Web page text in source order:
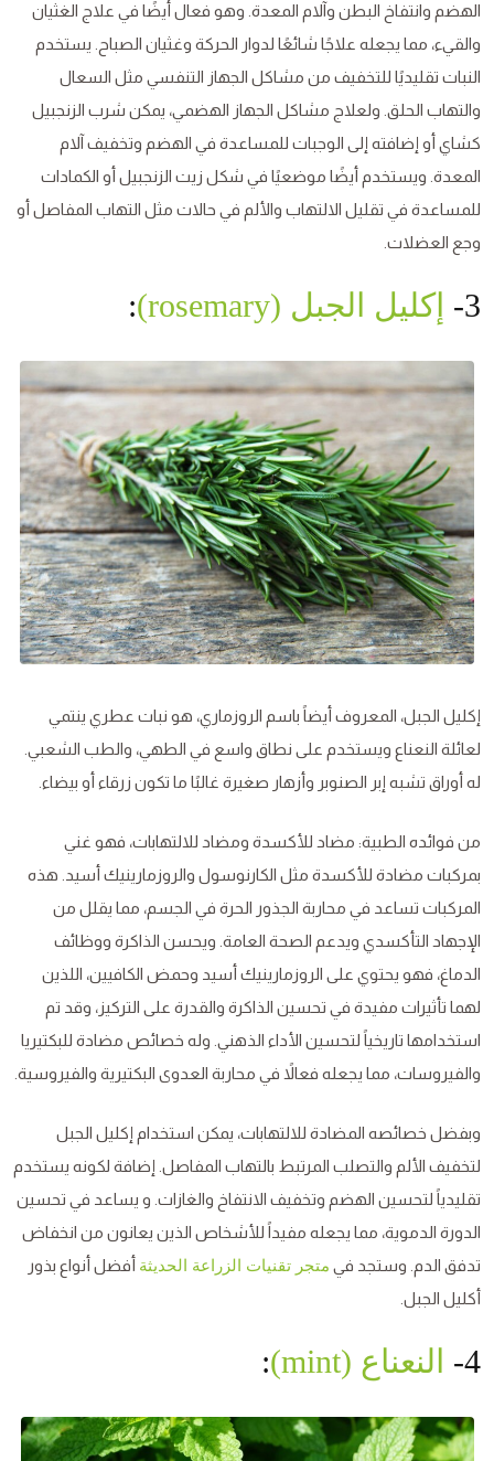
الهضم وانتفاخ البطن وآلام المعدة. وهو فعال أيضًا في علاج الغثيان
والقيء، مما يجعله علاجًا شائعًا لدوار الحركة وغثيان الصباح. يستخدم
النبات تقليديًا للتخفيف من مشاكل الجهاز التنفسي مثل السعال
والتهاب الحلق. ولعلاج مشاكل الجهاز الهضمي، يمكن شرب الزنجبيل
كشاي أو إضافته إلى الوجبات للمساعدة في الهضم وتخفيف آلام
المعدة. ويستخدم أيضًا موضعيًا في شكل زيت الزنجبيل أو الكمادات
للمساعدة في تقليل الالتهاب والألم في حالات مثل التهاب المفاصل أو
وجع العضلات.
3- إكليل الجبل (rosemary) :
إكليل الجبل، المعروف أيضاً باسم الروزماري، هو نبات عطري ينتمي
لعائلة النعناع ويستخدم على نطاق واسع في الطهي، والطب الشعبي.
له أوراق تشبه إبر الصنوبر وأزهار صغيرة غالبًا ما تكون زرقاء أو بيضاء.
من فوائده الطبية: مضاد للأكسدة ومضاد للالتهابات، فهو غني
بمركبات مضادة للأكسدة مثل الكارنوسول والروزمارينيك أسيد. هذه
المركبات تساعد في محاربة الجذور الحرة في الجسم، مما يقلل من
الإجهاد التأكسدي ويدعم الصحة العامة. ويحسن الذاكرة ووظائف
الدماغ، فهو يحتوي على الروزمارينيك أسيد وحمض الكافيين، اللذين
لهما تأثيرات مفيدة في تحسين الذاكرة والقدرة على التركيز، وقد تم
استخدامها تاريخياً لتحسين الأداء الذهني. وله خصائص مضادة للبكتيريا
والفيروسات، مما يجعله فعالاً في محاربة العدوى البكتيرية والفيروسية.
وبفضل خصائصه المضادة للالتهابات، يمكن استخدام إكليل الجبل
لتخفيف الألم والتصلب المرتبط بالتهاب المفاصل. إضافة لكونه يستخدم
تقليدياً لتحسين الهضم وتخفيف الانتفاخ والغازات. و يساعد في تحسين
الدورة الدموية، مما يجعله مفيداً للأشخاص الذين يعانون من انخفاض
تدفق الدم. وستجد في متجر تقنيات الزراعة الحديثة أفضل أنواع بذور
أكليل الجبل.
4- النعناع (mint) :